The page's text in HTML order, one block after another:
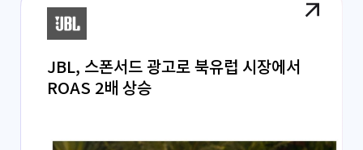
JBL, 스폰서드 광고로 북유럽 시장에서
ROAS 2배 상승